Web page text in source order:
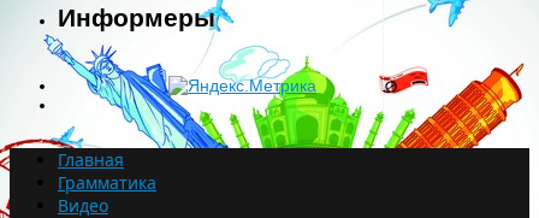
Информеры
Главная
Грамматика
Видео